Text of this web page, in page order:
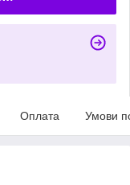
Оплата Умови